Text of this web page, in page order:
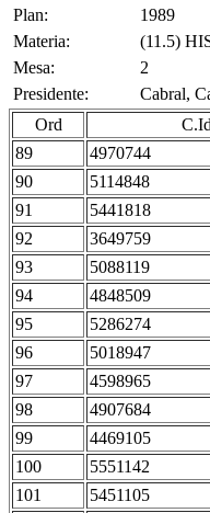
Plan:
1989
Materia:
(11.5)
Mesa:
2
Presidente:
Cabral,
Ord
89
4970744
90 5114848
91 5441818
92 3649759
93 5088119
94 4848509
95 5286274
96 5018947
97 4598965
98 4907684
99 4469105
100 5551142
101 5451105